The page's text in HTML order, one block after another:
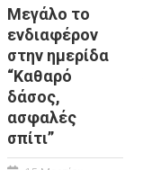
Μεγάλο το
ενδιαφέρον
στην ημερίδα
“Καθαρό
δάσος,
ασφαλές
σπίτι”